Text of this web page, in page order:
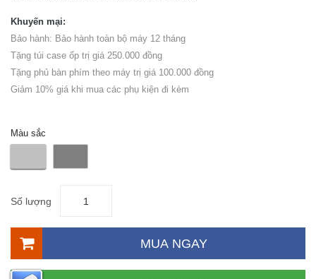
Khuyến mại:
Bảo hành: Bảo hành toàn bộ máy 12 tháng
Tặng túi case ốp trị giá 250.000 đồng
Tặng phủ bàn phím theo máy trị giá 100.000 đồng
Giảm 10% giá khi mua các phụ kiện đi kèm
Màu sắc
Số lượng
MUA NGAY